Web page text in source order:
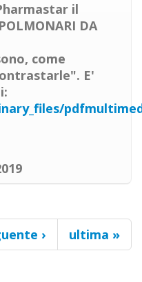
il
DA
come
". E'
› ultima »